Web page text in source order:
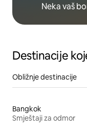
Neka vaš
Destinacije
Obližnje destinacije
Bangkok
Smještaji za odmor